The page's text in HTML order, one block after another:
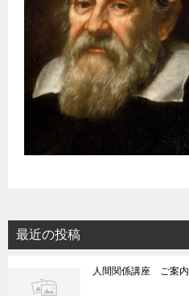
最近の投稿
人間関係講座 ご案内